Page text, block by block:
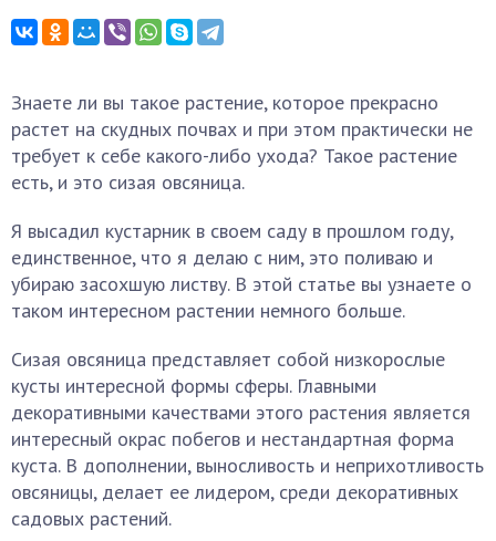
Знаете ли вы такое растение, которое прекрасно
растет на скудных почвах и при этом практически не
требует к себе какого-либо ухода? Такое растение
есть, и это сизая овсяница.
Я высадил кустарник в своем саду в прошлом году,
единственное, что я делаю с ним, это поливаю и
убираю засохшую листву. В этой статье вы узнаете о
таком интересном растении немного больше.
Сизая овсяница представляет собой низкорослые
кусты интересной формы сферы. Главными
декоративными качествами этого растения является
интересный окрас побегов и нестандартная форма
куста. В дополнении, выносливость и неприхотливость
овсяницы, делает ее лидером, среди декоративных
садовых растений.